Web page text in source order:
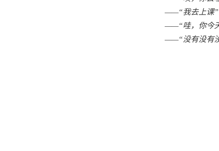
——“我去上课”
——“哇，你今
——“没有没有